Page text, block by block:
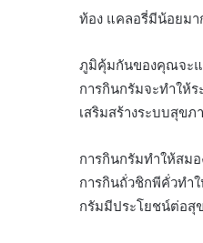
ท้อง แคลอรี่มีน้อยมา
ภูมิคุ้มกันของคุณจะแ
การกินกรัมจะทำให้
เสริมสร้างระบบสุข
การกินกรัมทำให้สม
การกินถั่วชิกพีคั่วทำ
กรัมมีประโยชน์ต่อสุ